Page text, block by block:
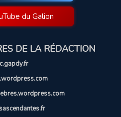
du Galion
DE LA RÉDACTION